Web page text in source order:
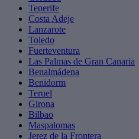
Tenerife
Costa Adeje
Lanzarote
Toledo
Fuerteventura
Las Palmas de Gran Canaria
Benalmádena
Benidorm
Teruel
Girona
Bilbao
Maspalomas
Jerez de la Frontera